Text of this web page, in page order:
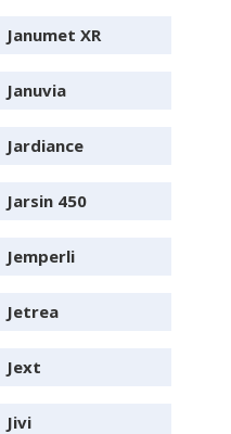
Janumet XR
Januvia
Jardiance
Jarsin 450
Jemperli
Jetrea
Jext
Jivi